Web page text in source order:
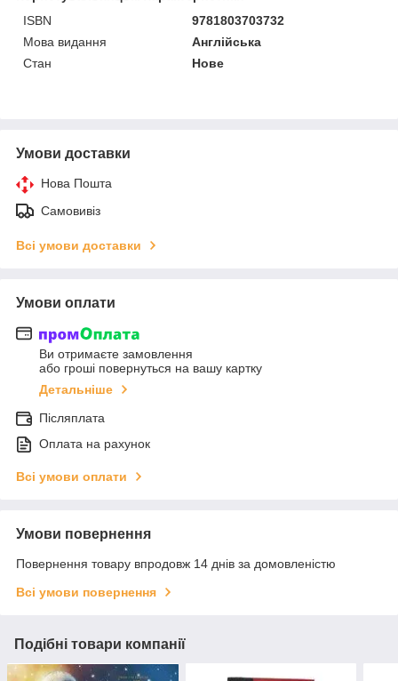
ISBN
9781803703732
Мова видання
Англійська
Стан
Нове
Умови доставки
Нова Пошта
Самовивіз
Всі умови доставки
Умови оплати
Ви отримаєте замовлення
або гроші повернуться на вашу картку
Детальніше
Післяплата
Оплата на рахунок
Всі умови оплати
Умови повернення
Повернення товару впродовж 14 днів за домовленістю
Всі умови повернення
Подібні товари компанії